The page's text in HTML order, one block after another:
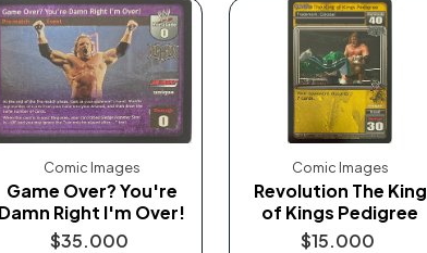
Comic Images
Game Over? You're
Damn Right I'm Over!
$35.000
Comic Images
Revolution The King
of Kings Pedigree
$15.000